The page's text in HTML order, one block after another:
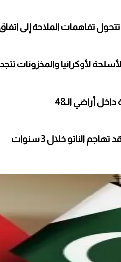
تفاهمات الملاحة إلى
لأوكرانيا والمخزونات
الناتو خلال 3 سنوات